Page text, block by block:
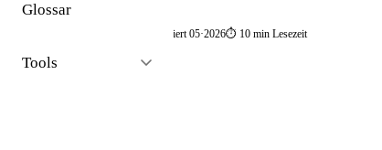
Glossar
Tools
🔄 aktualisiert 05·2026⏱ 10 min Lesezeit